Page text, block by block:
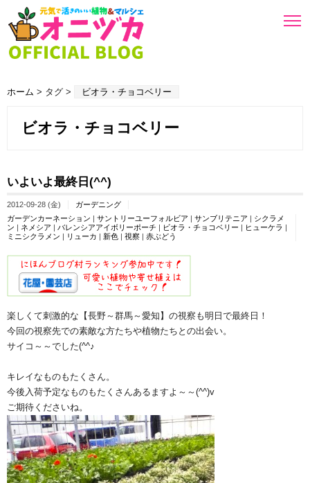
ホーム > タグ > ビオラ・チョコベリー
ビオラ・チョコベリー
いよいよ最終日(^^)
2012-09-28 (金)
ガーデニング
ガーデンカーネーション | サントリーユーフォルビア | サンブリテニア | シクラメ
ン | ネメシア | バレンシアアイボリーポーチ | ビオラ・チョコベリー | ヒューケラ |
ミニシクラメン | リューカ | 新色 | 視察 | 赤ぶどう
楽しくて刺激的な【長野～群馬～愛知】の視察も明日で最終日！
今回の視察先での素敵な方たちや植物たちとの出会い。
サイコ～～でした(^^♪
キレイなものもたくさん。
今後入荷予定なものもたくさんあるますよ～～(^^)v
ご期待くださいね。